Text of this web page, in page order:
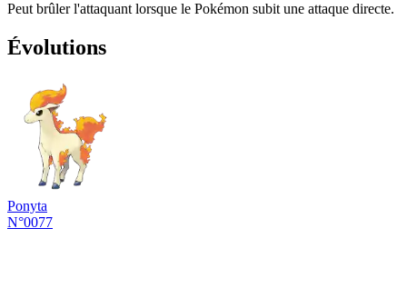
Peut brûler l'attaquant lorsque le Pokémon subit une attaque directe.
Évolutions
Ponyta
N°0077